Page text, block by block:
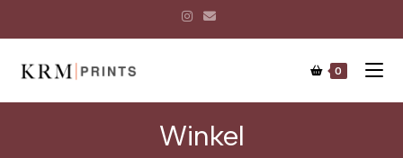
0
Winkel